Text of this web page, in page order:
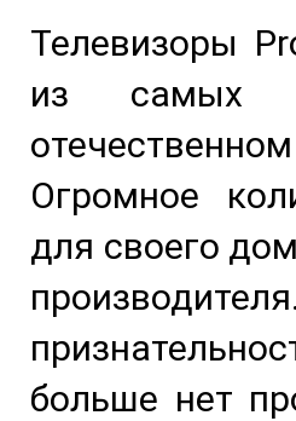
Телевизоры
из самых
Огромное
для своего
больше нет